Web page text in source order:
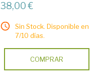
38,00 €
Sin Stock. Disponible en
7/10 días.
COMPRAR